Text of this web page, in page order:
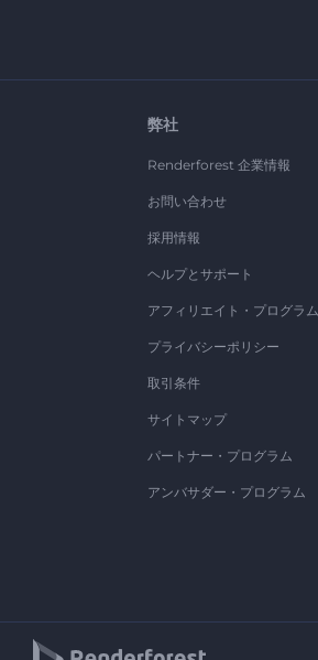
弊社
Renderforest 企業情報
お問い合わせ
採用情報
ヘルプとサポート
アフィリエイト・プログラム
プライバシーポリシー
取引条件
サイトマップ
パートナー・プログラム
アンバサダー・プログラム